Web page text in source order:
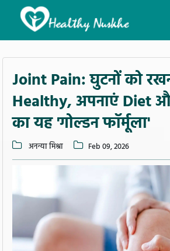
Joint Pain: घुटनों को
Healthy, अपनाएं Diet
का यह 'गोल्डन फॉर्मूला'
अनन्या मिश्रा Feb 09, 2026